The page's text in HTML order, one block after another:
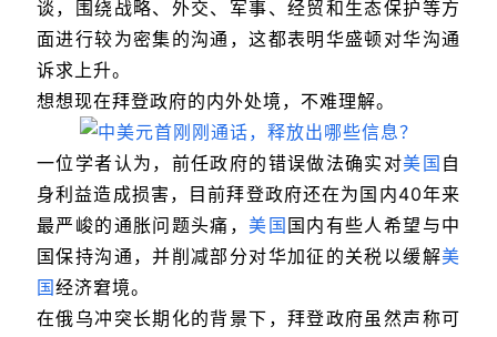
谈，围绕战略、外交、军事、经贸和生态保护等方
面进行较为密集的沟通，这都表明华盛顿对华沟通
诉求上升。
想想现在拜登政府的内外处境，不难理解。
一位学者认为，前任政府的错误做法确实对美国 自
身利益造成损害，目前拜登政府还在为国内40年来
最严峻的通胀问题头痛，美国 国内有些人希望与中
国保持沟通，并削减部分对华加征的关税以缓解美
国经济窘境。
在俄乌冲突长期化的背景下，拜登政府虽然声称可